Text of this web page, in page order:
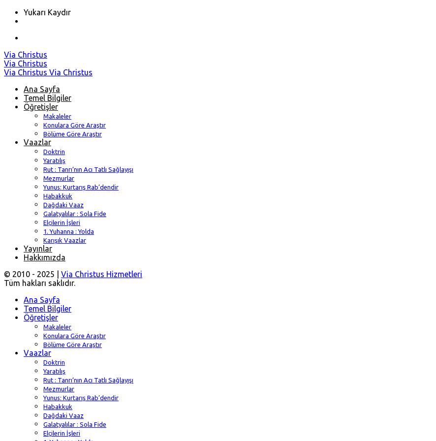
Yukarı Kaydır
Skip
to
content
Via Christus
Via Christus
Via Christus Via Christus
Ana Sayfa
Temel Bilgiler
Öğretişler
Makaleler
Konulara Göre Araştır
Bölüme Göre Araştır
Vaazlar
Doktrin
Yaratılış
Rut : Tanrı’nın Acı Tatlı Sağlayışı
Mezmurlar
Yunus: Kurtarış Rab’dendir
Habakkuk
Dağdaki Vaaz
Galatyalılar : Sola Fide
Elçilerin İşleri
1. Yuhanna : Yolda
Karışık Vaazlar
Yayınlar
Hakkımızda
© 2010 - 2025 | Via Christus Hizmetleri
Tüm hakları saklıdır.
Ana Sayfa
Temel Bilgiler
Öğretişler
Makaleler
Konulara Göre Araştır
Bölüme Göre Araştır
Vaazlar
Doktrin
Yaratılış
Rut : Tanrı’nın Acı Tatlı Sağlayışı
Mezmurlar
Yunus: Kurtarış Rab’dendir
Habakkuk
Dağdaki Vaaz
Galatyalılar : Sola Fide
Elçilerin İşleri